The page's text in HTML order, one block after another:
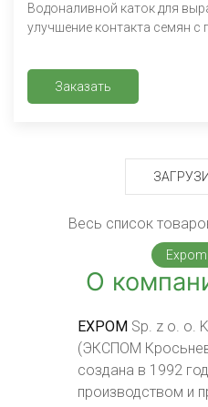
Водоналивной каток для
улучшение контакта семян с
Заказать
Весь список
Expom
О
EXPOMSp. z o. o.
(ЭКСПОМ
создана в 1992
производством и